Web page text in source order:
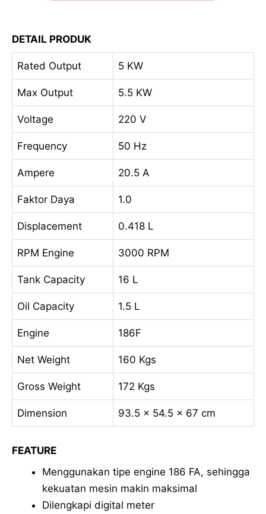
DETAIL PRODUK
Rated Output 5 KW
Max Output 5.5 KW
Voltage 220 V
Frequency 50 Hz
Ampere 20.5 A
Faktor Daya 1.0
Displacement 0.418 L
RPM Engine 3000 RPM
Tank Capacity 16 L
Oil Capacity 1.5 L
Engine 186F
Net Weight 160 Kgs
Gross Weight 172 Kgs
Dimension 93.5 x 54.5 x 67 cm
FEATURE
Menggunakan tipe engine 186 FA, sehingga
kekuatan mesin makin maksimal
Dilengkapi digital meter